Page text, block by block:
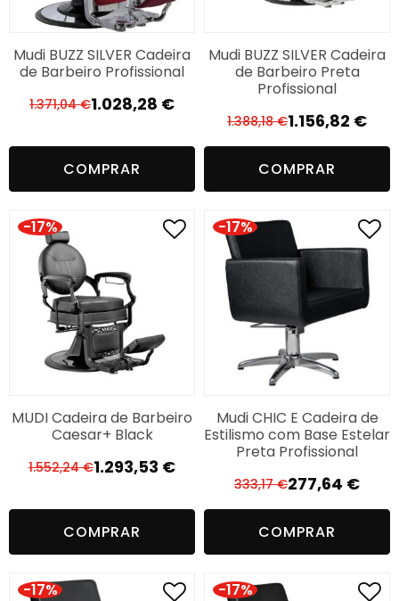
Mudi BUZZ SILVER Cadeira
de Barbeiro Profissional
1.371,04€
O
era:
1.028,28 €
O
é:
COMPRAR
Mudi BUZZ SILVER Cadeira
de Barbeiro Preta
Profissional
1.388,18€ O
preço
original
era:
1.388,18 €.
1.156,82 €
O
preço
atual
é:
1.156,82 €.
COMPRAR
-17%
MUDI Cadeira de Barbeiro
Caesar+ Black
1.552,24€ O
era:
1.293,53 €
O
é:
COMPRAR
-17%
Mudi CHIC E Cadeira de
Estilismo com Base Estelar
Preta Profissional
333,17€ O
preço
original
era:
333,17 €.
277,64 €
O
preço
atual
é:
277,64 €.
COMPRAR
-17% -17%